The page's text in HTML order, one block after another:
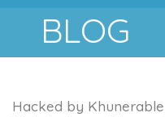
BLOG
Hacked by